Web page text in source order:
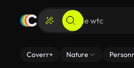
Coverr+ Nature